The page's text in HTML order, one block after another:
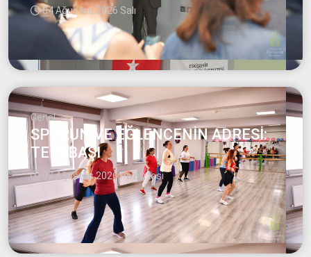
04 Ağustos 2026 Salı
Genel
SPORUN VE EĞLENCENİN ADRESİ:
TEPEBAŞI
03 Ağustos 2026 Pazartesi